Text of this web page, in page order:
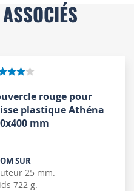
rouge pour
plastique Athéna
mm
SUR
25 mm.
722 g.